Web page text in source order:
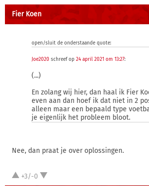
Fier Koen
open/sluit de onderstaande quote:
Joe2020 schreef op 24 april 2021 om 13:27:
(...)
En zolang wij hier, dan haal ik Fier
even aan dan hoef ik dat niet in 2
alleen maar een bepaald type
je eigenlijk het probleem bloot.
Nee, dan praat je over oplossingen.
+3/-0